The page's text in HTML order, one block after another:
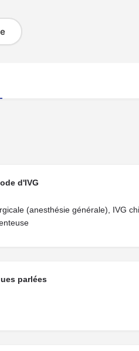
d'IVG
(anesthésie générale), IVG
parlées